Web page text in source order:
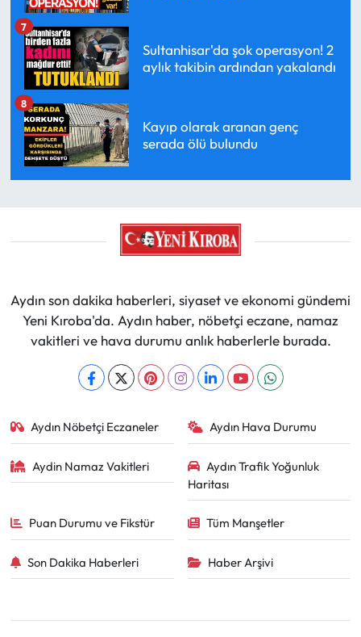
Sultanhisar'da şok operasyon! 2
aylık takibin ardından yakalandı
7
Kayıp olarak aranan genç
serada ölü bulundu
8
Aydın son dakika haberleri, siyaset ve ekonomi gündemi
Yeni Kıroba'da. Aydın haber, nöbetçi eczane, namaz
vakitleri ve hava durumu anlık haberlerle burada.
Aydın Nöbetçi Eczaneler Aydın Hava Durumu
Aydin Namaz Vakitleri
Aydın Trafik Yoğunluk
Haritası
Puan Durumu ve Fikstür Tüm Manşetler
Son Dakika Haberleri Haber Arşivi